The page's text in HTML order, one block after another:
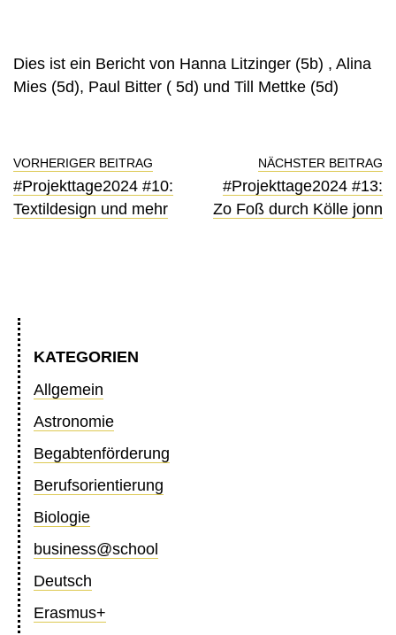
Dies ist ein Bericht von Hanna Litzinger (5b) , Alina
Mies (5d), Paul Bitter ( 5d) und Till Mettke (5d)
VORHERIGER BEITRAG
#Projekttage2024 #10:
Textildesign und mehr
NÄCHSTER BEITRAG
#Projekttage2024 #13:
Zo Foß durch Kölle jonn
KATEGORIEN
Allgemein
Astronomie
Begabtenförderung
Berufsorientierung
Biologie
business@school
Deutsch
Erasmus+